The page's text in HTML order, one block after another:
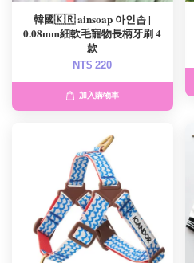
韓國🇰🇷 ainsoap 아인솝 |
0.08mm細軟毛寵物長柄牙刷 4
款
NT$ 220
加入購物車